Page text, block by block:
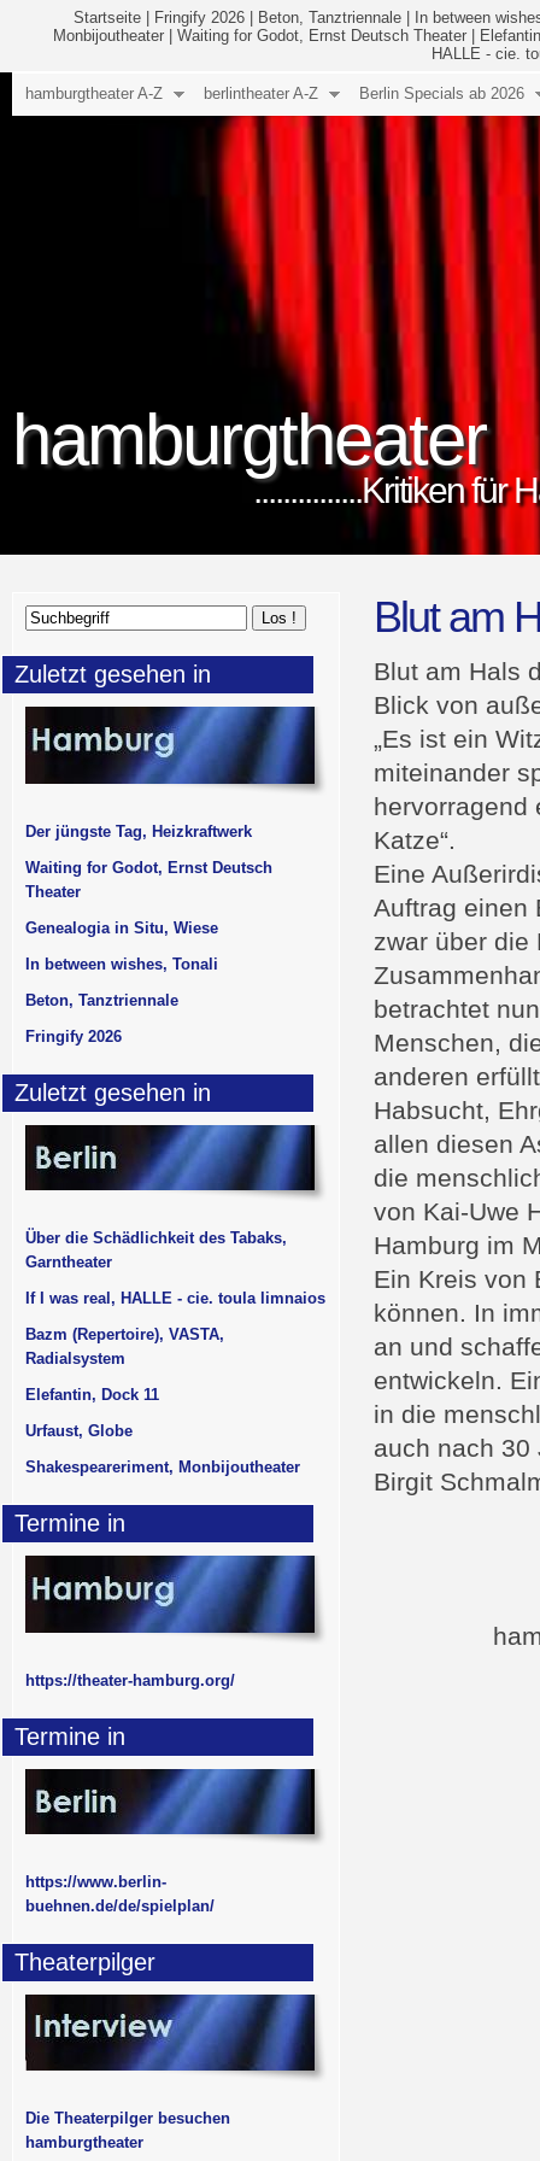
Startseite Fringify 2026 Beton, Tanztriennale
In between
Monbijoutheater
Waiting for Godot, Ernst Deutsch Theater
HALLE - cie.
hamburgtheater
...............Kritiken für
hamburgtheater A-Z berlintheater A-Z Berlin Specials ab 2026
Blut am
Blut am Hals
Blick von
„Es ist ein
miteinander
hervorragend
Katze“.
Eine
Auftrag einen
zwar über die
betrachtet
Menschen,
anderen
Habsucht,
allen diesen
die
von Kai-Uwe
Hamburg im
Ein Kreis von
können. In
an und
entwickeln.
in die
auch nach 30
Birgit
Zuletzt gesehen in
Der jüngste Tag, Heizkraftwerk
Waiting for Godot, Ernst Deutsch
Theater
Genealogia in Situ, Wiese
In between wishes, Tonali
Beton, Tanztriennale
Fringify 2026
Zuletzt gesehen in
Über die Schädlichkeit des Tabaks,
Garntheater
If I was real, HALLE - cie. toula limnaios
Bazm (Repertoire), VASTA,
Radialsystem
Elefantin, Dock 11
Urfaust, Globe
Shakespeareriment, Monbijoutheater
Termine in
https://theater-hamburg.org/
Termine in
https://www.berlin-
buehnen.de/de/spielplan/
Theaterpilger
Die Theaterpilger besuchen
hamburgtheater